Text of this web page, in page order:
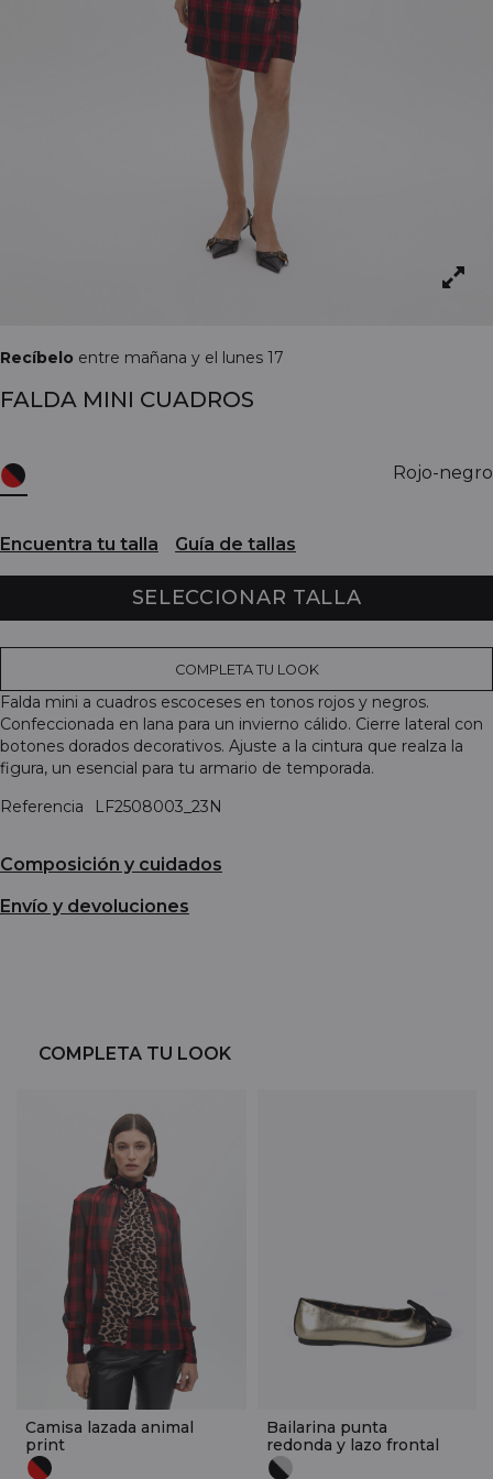
Recíbelo entre mañana y el lunes 17
FALDA MINI CUADROS
Rojo-negro
Encuentra tu talla Guía de tallas
SELECCIONAR TALLA
COMPLETA TU LOOK
Falda mini a cuadros escoceses en tonos rojos y negros.
Confeccionada en lana para un invierno cálido. Cierre lateral con
botones dorados decorativos. Ajuste a la cintura que realza la
figura, un esencial para tu armario de temporada.
Referencia
LF2508003_23N
Composición y cuidados
Envío y devoluciones
COMPLETA TU LOOK
Camisa lazada animal
print
Bailarina punta
redonda y lazo frontal